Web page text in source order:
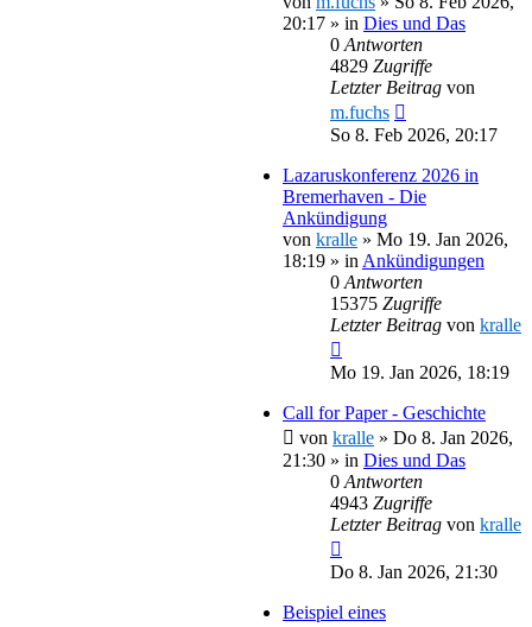
20:17 » in Dies und Das
0 Antworten
4829 Zugriffe
Letzter Beitrag von
m.fuchs
So 8. Feb 2026, 20:17
Lazaruskonferenz 2026 in
Bremerhaven - Die
Ankündigung
von kralle » Mo 19. Jan 2026,
18:19 » in Ankündigungen
0 Antworten
15375 Zugriffe
Letzter Beitrag von kralle
Mo 19. Jan 2026, 18:19
Call for Paper - Geschichte
von kralle » Do 8. Jan 2026,
21:30 » in Dies und Das
0 Antworten
4943 Zugriffe
Letzter Beitrag von kralle
Do 8. Jan 2026, 21:30
Beispiel eines